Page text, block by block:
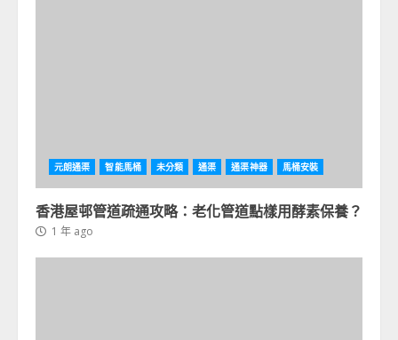
元朗通渠 智能馬桶 未分類 通渠 通渠神器 馬桶安裝
香港屋邨管道疏通攻略：老化管道點樣用酵素保養？
1 年 ago